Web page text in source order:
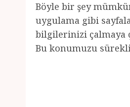
Böyle bir şey
uygulama gibi
bilgilerinizi çalmaya
Bu konumuzu